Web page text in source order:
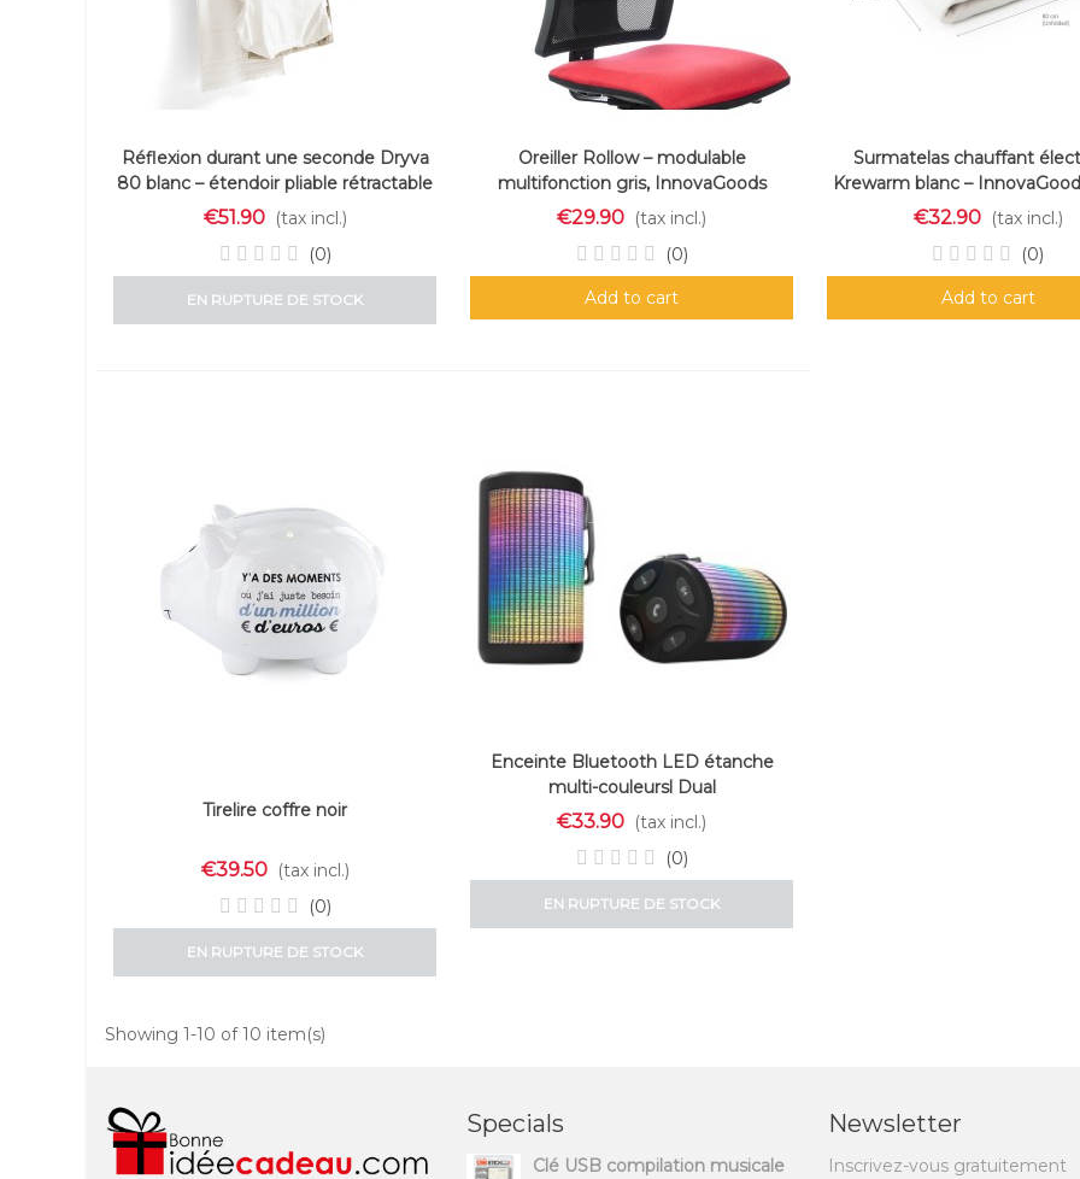
Réflexion durant une seconde Dryva
80 blanc – étendoir pliable rétractable
InnovaGoods
€51.90 (tax incl.)
(0)
EN RUPTURE DE STOCK
Oreiller Rollow – modulable
multifonction gris, InnovaGoods
€29.90 (tax incl.)
(0)
Add to cart
Surmatelas chauffant
Krewarm blanc –
€32.90 (tax incl.)
(0)
Add to cart
Tirelire coffre noir
€39.50 (tax incl.)
(0)
EN RUPTURE DE STOCK
Enceinte Bluetooth LED étanche
multi-couleursl Dual
€33.90 (tax incl.)
(0)
EN RUPTURE DE STOCK
Showing 1-10 of 10 item(s)
Specials
Clé USB compilation musicale
Newsletter
Inscrivez-vous gratuitement